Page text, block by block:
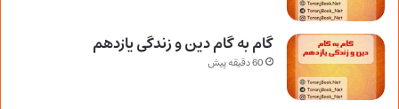
گام به گام دین و زندگی یازدهم
60 دقیقه پیش